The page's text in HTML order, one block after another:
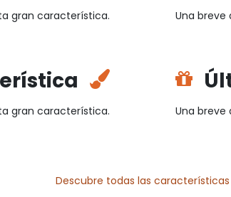
gran característica.
gran característica.
Una
Una
Descubre todas las características